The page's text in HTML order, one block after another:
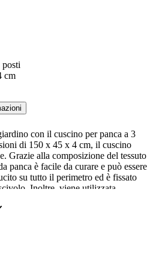
posti
cm
con il cuscino per panca a 3
di 150 x 45 x 4 cm, il cuscino
Grazie alla composizione del tessuto
panca è facile da curare e può essere
su tutto il perimetro ed è fissato
Inoltre, viene utilizzata
alta qualità, che ci consente di
anni dalla data di acquisto. Le